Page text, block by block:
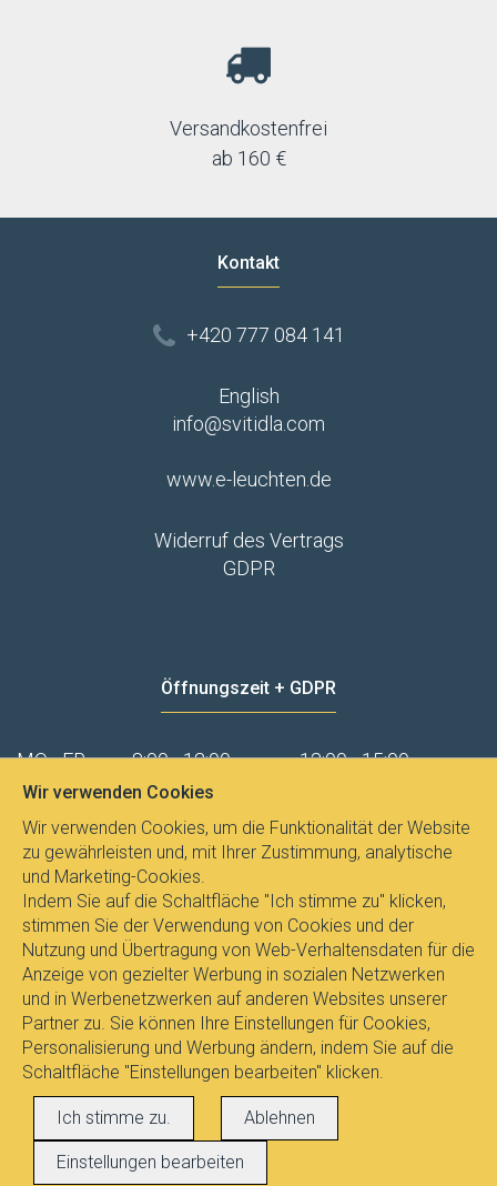
Versandkostenfrei
ab 160 €
Kontakt
+420 777 084 141
English
info@svitidla.com
www.e-leuchten.de
Widerruf des Vertrags
GDPR
Öffnungszeit + GDPR
MO - FR 8:00 - 12:00
13:00 - 15:00
Datenschutz
Alle Rechte vorbehalten © 2017
LEUCHTEN.DE, Dipl.Ing. Pavel Janicek
Wir verwenden Cookies
Wir verwenden Cookies, um die Funktionalität der Website
zu gewährleisten und, mit Ihrer Zustimmung, analytische
und Marketing-Cookies.
Indem Sie auf die Schaltfläche "Ich stimme zu" klicken,
stimmen Sie der Verwendung von Cookies und der
Nutzung und Übertragung von Web-Verhaltensdaten für die
Anzeige von gezielter Werbung in sozialen Netzwerken
und in Werbenetzwerken auf anderen Websites unserer
Partner zu. Sie können Ihre Einstellungen für Cookies,
Personalisierung und Werbung ändern, indem Sie auf die
Schaltfläche "Einstellungen bearbeiten" klicken.
Ich stimme zu. Ablehnen
Einstellungen bearbeiten